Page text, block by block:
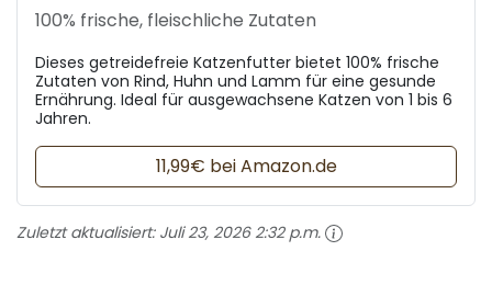
100% frische, fleischliche Zutaten
Dieses getreidefreie Katzenfutter bietet 100% frische
Zutaten von Rind, Huhn und Lamm für eine gesunde
Ernährung. Ideal für ausgewachsene Katzen von 1 bis 6
Jahren.
11,99€ bei Amazon.de
Zuletzt aktualisiert: Juli 23, 2026 2:32 p.m.